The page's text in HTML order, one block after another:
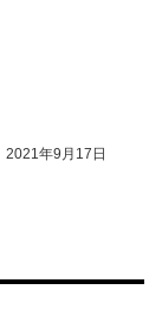
2021年9月17日